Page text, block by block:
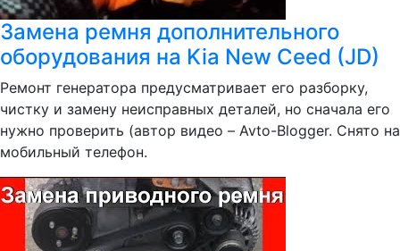
Замена ремня дополнительного
оборудования на Kia New Ceed (JD)
Ремонт генератора предусматривает его разборку,
чистку и замену неисправных деталей, но сначала его
нужно проверить (автор видео – Avto-Blogger. Снято на
мобильный телефон.